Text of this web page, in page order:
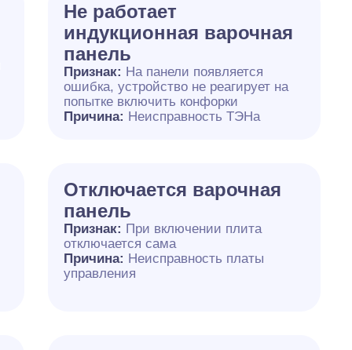
Не работает
индукционная варочная
панель
Признак: На панели появляется
ошибка, устройство не реагирует на
попытке включить конфорки
Причина: Неисправность ТЭНа
Отключается варочная
панель
Признак: При включении плита
отключается сама
Причина: Неисправность платы
управления